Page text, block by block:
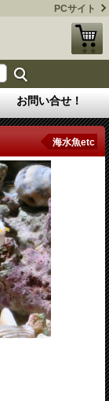
PCサイト
お問い合せ！
海水魚etc